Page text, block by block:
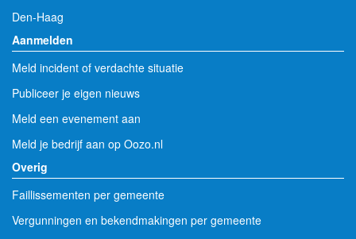
Den-Haag
Aanmelden
Meld incident of verdachte situatie
Publiceer je eigen nieuws
Meld een evenement aan
Meld je bedrijf aan op Oozo.nl
Overig
Faillissementen per gemeente
Vergunningen en bekendmakingen per gemeente